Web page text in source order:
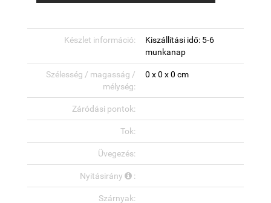
Készlet információ:
Kiszállítási idő: 5-6
munkanap
Szélesség / magasság /
mélység:
0 x 0 x 0 cm
Záródási pontok:
Tok:
Üvegezés:
Nyitásirány :
Szárnyak: